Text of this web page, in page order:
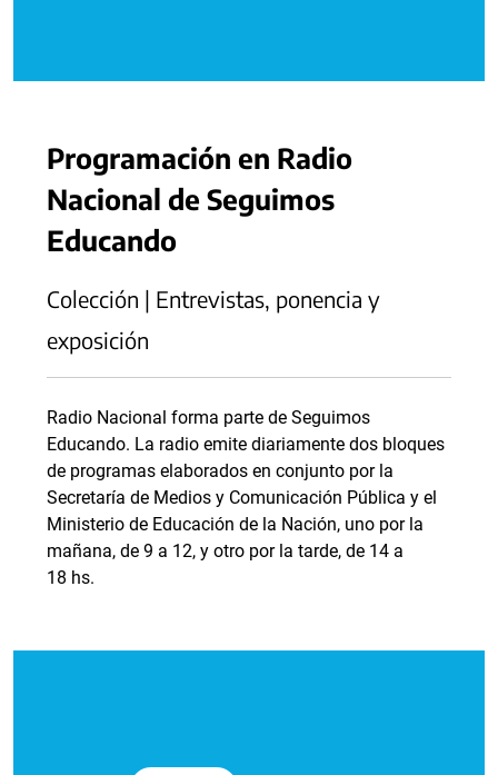
Programación en Radio
Nacional de Seguimos
Educando
Colección | Entrevistas, ponencia y
exposición
Radio Nacional forma parte de Seguimos
Educando. La radio emite diariamente dos bloques
de programas elaborados en conjunto por la
Secretaría de Medios y Comunicación Pública y el
Ministerio de Educación de la Nación, uno por la
mañana, de 9 a 12, y otro por la tarde, de 14 a
18 hs.